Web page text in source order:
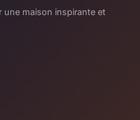
une maison inspirante et